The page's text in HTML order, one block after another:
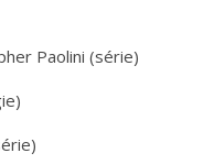
Paolini (série)